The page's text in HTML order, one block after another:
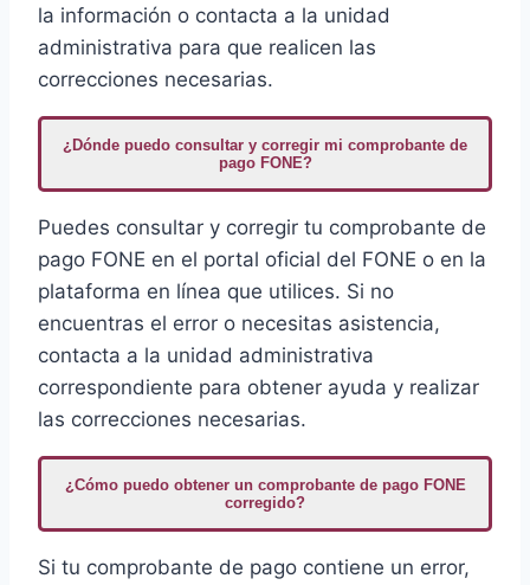
la información o contacta a la unidad
administrativa para que realicen las
correcciones necesarias.
¿Dónde puedo consultar y corregir mi comprobante de
pago FONE?
Puedes consultar y corregir tu comprobante de
pago FONE en el portal oficial del FONE o en la
plataforma en línea que utilices. Si no
encuentras el error o necesitas asistencia,
contacta a la unidad administrativa
correspondiente para obtener ayuda y realizar
las correcciones necesarias.
¿Cómo puedo obtener un comprobante de pago FONE
corregido?
Si tu comprobante de pago contiene un error,